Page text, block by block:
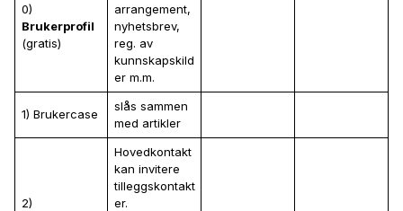
0)
Brukerprofil
(gratis)
arrangement,
nyhetsbrev,
reg. av
kunnskapskild
er m.m.
1) Brukercase
slås sammen
med artikler
2)
Hovedkontakt
kan invitere
tilleggskontakt
er.